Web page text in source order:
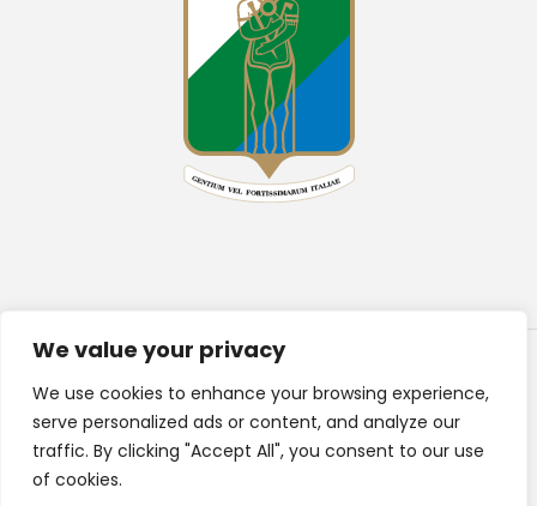
We value your privacy
We use cookies to enhance your browsing experience,
serve personalized ads or content, and analyze our
traffic. By clicking "Accept All", you consent to our use
of cookies.
© 2026 PMI Services Sooc. Coop. A.r.l |P.IVA
02565890692 | REA CH188580 | Powered byKeydea